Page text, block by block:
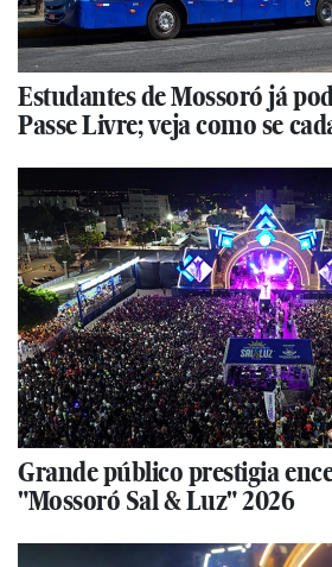
Estudantes de Mossoró já
Passe Livre; veja como se
Grande público prestigia
"Mossoró Sal & Luz" 2026